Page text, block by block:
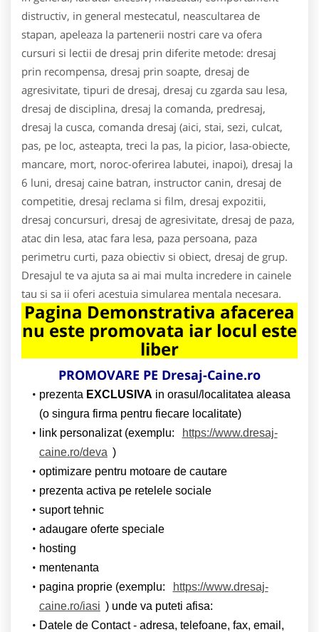
distructiv, in general mestecatul, neascultarea de
stapan, apeleaza la partenerii nostri care va ofera
cursuri si lectii de dresaj prin diferite metode: dresaj
prin recompensa, dresaj prin soapte, dresaj de
agresivitate, tipuri de dresaj, dresaj cu zgarda sau lesa,
dresaj de disciplina, dresaj la comanda, predresaj,
dresaj la cusca, comanda dresaj (aici, stai, sezi, culcat,
pas, pe loc, asteapta, treci la pas, la picior, lasa-obiecte,
mancare, mort, noroc-oferirea labutei, inapoi), dresaj la
6 luni, dresaj caine batran, instructor canin, dresaj de
competitie, dresaj reclama si film, dresaj expozitii,
dresaj concursuri, dresaj de agresivitate, dresaj de paza,
atac din lesa, atac fara lesa, paza persoana, paza
perimetru curti, paza obiectiv si obiect, dresaj de grup.
Dresajul te va ajuta sa ai mai multa incredere in cainele
tau si sa ii oferi acestuia simularea mentala necesara.
Pagina Demonstrativa afacerea
nu este promovata iar locul este
liber
PROMOVARE PE Dresaj-Caine.ro
prezenta EXCLUSIVA in orasul/localitatea aleasa
(o singura firma pentru fiecare localitate)
link personalizat (exemplu:
https://www.dresaj-
caine.ro/deva )
optimizare pentru motoare de cautare
prezenta activa pe retelele sociale
suport tehnic
adaugare oferte speciale
hosting
mentenanta
pagina proprie (exemplu:
https://www.dresaj-
caine.ro/iasi ) unde va puteti afisa:
Datele de Contact - adresa, telefoane, fax, email,